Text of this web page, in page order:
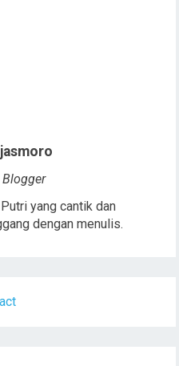
Blogger
yang cantik dan
dengan menulis.